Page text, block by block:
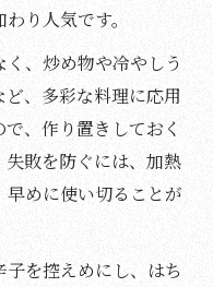
行きを引き出す
味の黄金比を学ぶ
る調合の秘訣
の活用法解説
り人気です。
、炒め物や冷やしう
、多彩な料理に応用
、作り置きしておく
失敗を防ぐには、加熱
めに使い切ることが
を控えめにし、はち